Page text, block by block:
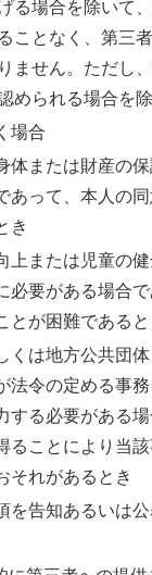
る場合を除いて
ことなく、第三
ません。ただし
められる場合を除
場合
体または財産の
あって、本人の
き
上または児童の
必要がある場合
とが困難であると
くは地方公共団
法令の定める事
する必要がある
ることにより当
それがあるとき
を告知あるいは